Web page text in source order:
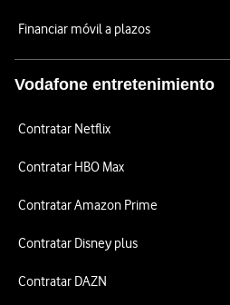
Financiar móvil a plazos
Vodafone entretenimiento
Contratar Netflix
Contratar HBO Max
Contratar Amazon Prime
Contratar Disney plus
Contratar DAZN